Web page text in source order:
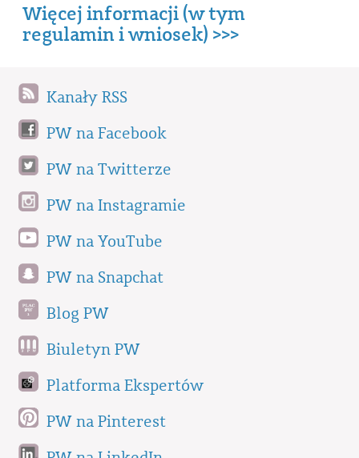
Więcej informacji (w tym
regulamin i wniosek) >>>
Kanały RSS
PW na Facebook
PW na Twitterze
PW na Instagramie
PW na YouTube
PW na Snapchat
Blog PW
Biuletyn PW
Platforma Ekspertów
PW na Pinterest